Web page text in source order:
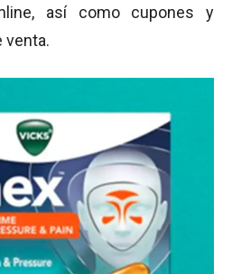
así como cupones y
venta.